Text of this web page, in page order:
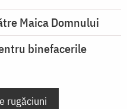
Maica Domnului
binefacerile
rugăciuni